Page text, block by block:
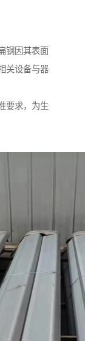
钢因其表面
关设备与器
要求，为生